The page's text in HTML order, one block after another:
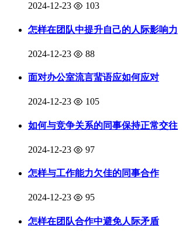
2024-12-23 103
怎样在团队中提升自己的人际影响力
2024-12-23 88
面对办公室流言蜚语应如何应对
2024-12-23 105
如何与竞争关系的同事保持正常交往
2024-12-23 97
怎样与工作能力欠佳的同事合作
2024-12-23 95
怎样在团队合作中避免人际矛盾